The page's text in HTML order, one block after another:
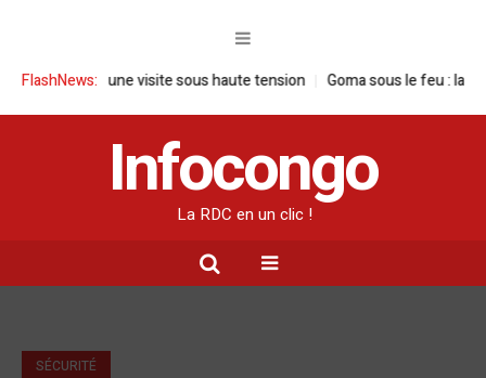
FlashNews:
: une visite sous haute tension Goma sous le feu : la situation
Infocongo
La RDC en un clic !
SÉCURITÉ